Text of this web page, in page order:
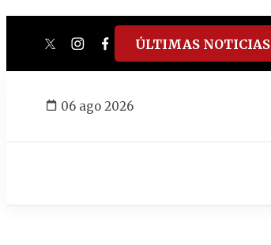
twitterinstagram
facebook
tiktokyoutube
spotify
ÚLTIMAS NOTICIAS
06 ago 2026